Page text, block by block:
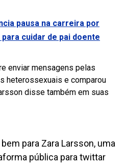
pausa na carreira por
cuidar de pai doente
enviar mensagens pelas
heterossexuais e comparou
disse também em suas
para Zara Larsson, uma
pública para twittar